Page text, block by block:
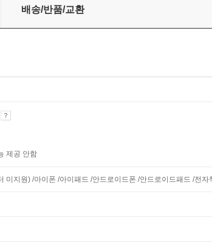
배송/반품/교환
제공 안함
미지원) /아이폰 /아이패드 /안드로이드폰 /안드로이드패드 /전